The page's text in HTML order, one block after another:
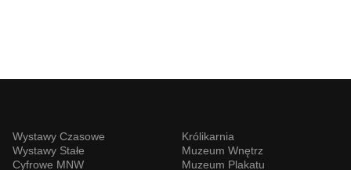
Wystawy Czasowe
Wystawy Stałe
Cyfrowe MNW
Królikarnia
Muzeum Wnętrz
Muzeum Plakatu